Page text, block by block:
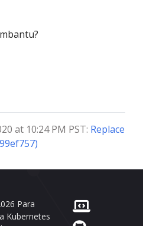
at 10:24 PM PST: Replace
Para
Kubernetes